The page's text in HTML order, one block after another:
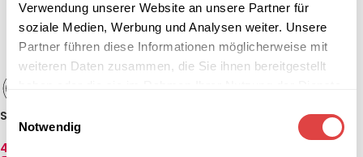
Verwendung unserer Website an unsere Partner für
soziale Medien, Werbung und Analysen weiter. Unsere
Partner führen diese Informationen möglicherweise mit
weiteren Daten zusammen, die Sie ihnen bereitgestellt
Einwilligungsauswahl
Notwendig
Stehtischhusse B1 60,70,80
cm Stuttgart Rot – schwer
entflammbar
47,54
Stehtisch London – Schwarz